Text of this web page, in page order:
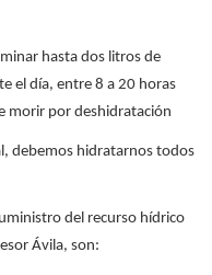
hasta dos litros de
el día, entre 8 a 20 horas
morir por deshidratación
debemos hidratarnos todos
del recurso hídrico
Ávila, son: